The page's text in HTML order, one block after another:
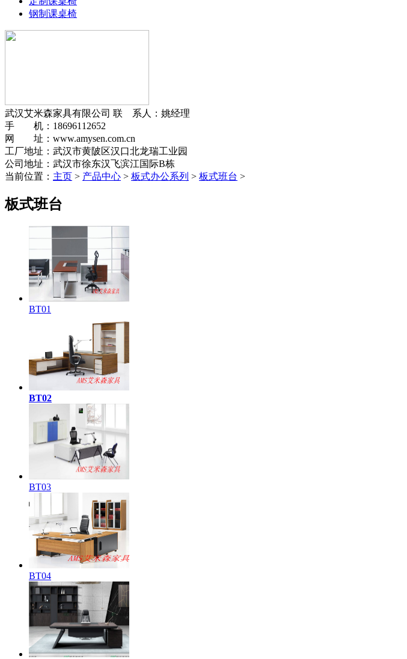
钢制课桌椅
武汉艾米森家具有限公司 联 系人：姚经理
手 机：18696112652
网 址：www.amysen.com.cn
工厂地址：武汉市黄陂区汉口北龙瑞工业园
公司地址：武汉市徐东汉飞滨江国际B栋
当前位置： 主页 > 产品中心 > 板式办公系列 > 板式班台 >
板式班台
BT01
BT02
BT03
BT04